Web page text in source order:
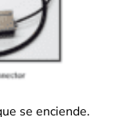
se enciende.